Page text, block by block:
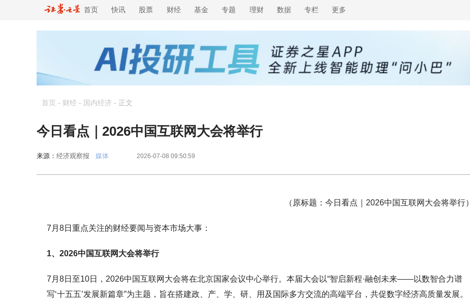
首页 快讯 股票 财经 基金 专题 理财 数据 专栏 更多
首页 - 财经 - 国内经济 - 正文
今日看点｜2026中国互联网大会将举行
来源： 经济观察报 媒体 2026-07-08 09:50:59
（原标题：今日看点｜2026中国互联网大会将举行）
7月8日重点关注的财经要闻与资本市场大事：
1、2026中国互联网大会将举行
7月8日至10日，2026中国互联网大会将在北京国家会议中心举行。本届大会以“智启新程·融创未来——以数智合力谱
写‘十五五’发展新篇章”为主题，旨在搭建政、产、学、研、用及国际多方交流的高端平台，共促数字经济高质量发展。